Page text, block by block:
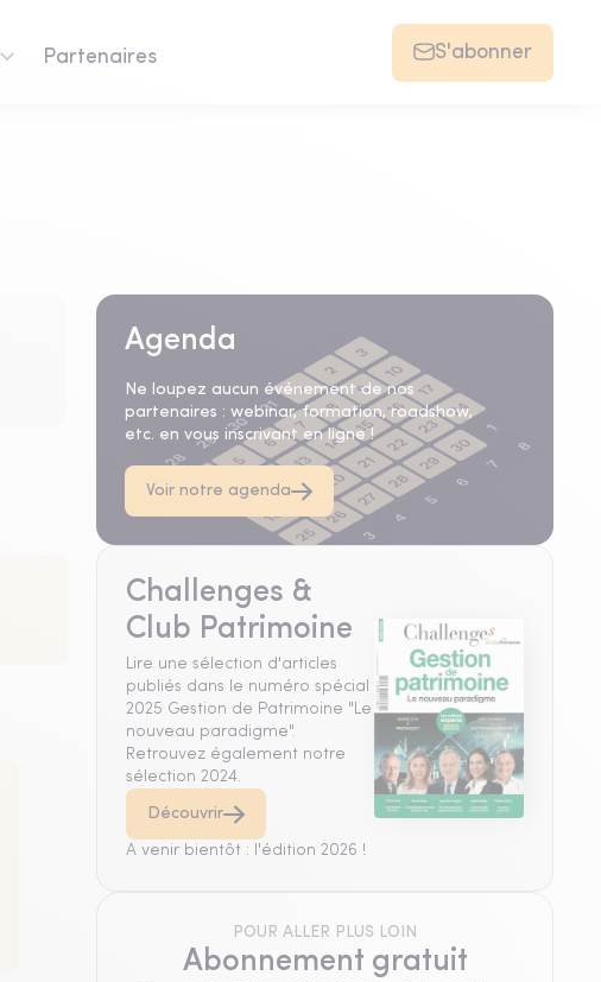
Partenaires S'abonner
Agenda
Ne loupez aucun événement de nos
partenaires : webinar, formation, roadshow,
etc. en vous inscrivant en ligne !
Voir notre agenda
Challenges &
Club Patrimoine
Lire une sélection d'articles
publiés dans le numéro spécial
2025 Gestion de Patrimoine "Le
nouveau paradigme".
Retrouvez également notre
sélection 2024.
Découvrir
A venir bientôt : l'édition 2026 !
POUR ALLER PLUS LOIN
Abonnement gratuit